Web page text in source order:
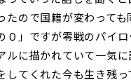
ので国籍が変わって
」ですが零戦のパイ
に描かれていて一気
てくれた今も生き残